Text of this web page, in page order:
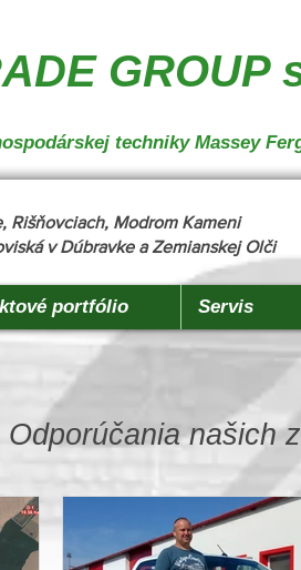
GROUP
techniky Massey
Rišňovciach, Modrom Kameni
v Dúbravke a Zemianskej Olči
portfólio Servis
Odporúčania našich